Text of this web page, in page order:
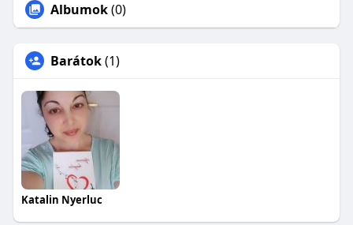
Albumok(0)
Barátok(1)
Katalin Nyerluc